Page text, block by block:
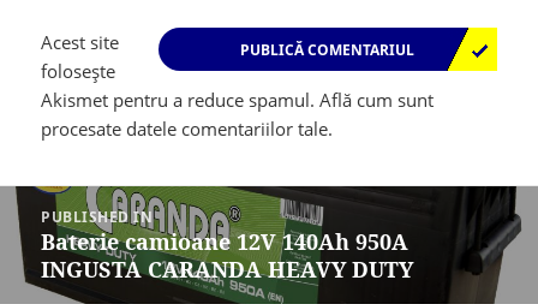
Acest site
folosește
Akismet pentru a reduce spamul.Află cum sunt
procesate datele comentariilor tale.
Navigare
articole
PUBLISHED IN
Baterie camioane 12V 140Ah 950A
INGUSTA CARANDA HEAVY DUTY